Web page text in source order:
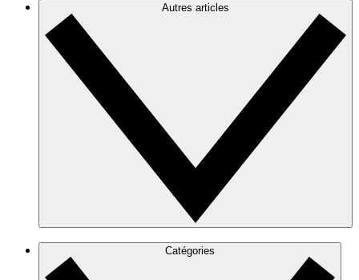
Autres articles
Catégories